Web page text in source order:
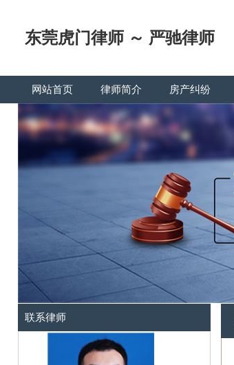
东莞虎门律师 ～ 严驰律师
网站首页 律师简介 房产纠纷
联系律师